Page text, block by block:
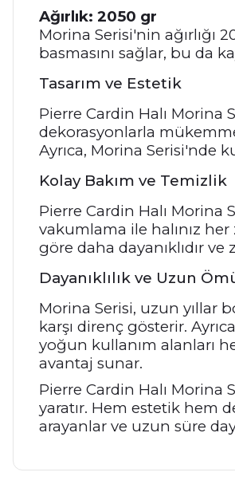
Ağırlık: 2050 gr
Morina Serisi'nin ağırlığı
basmasını sağlar, bu da
Tasarım ve Estetik
Pierre Cardin Halı Morina
dekorasyonlarla
Ayrıca, Morina Serisi'nde
Kolay Bakım ve Temizlik
Pierre Cardin Halı Morina
vakumlama ile halınız
göre daha dayanıklıdır
Dayanıklılık ve Uzun
Morina Serisi, uzun yıllar
karşı direnç gösterir.
yoğun kullanım alanları
avantaj sunar.
Pierre Cardin Halı Morina
yaratır. Hem estetik hem
arayanlar ve uzun süre